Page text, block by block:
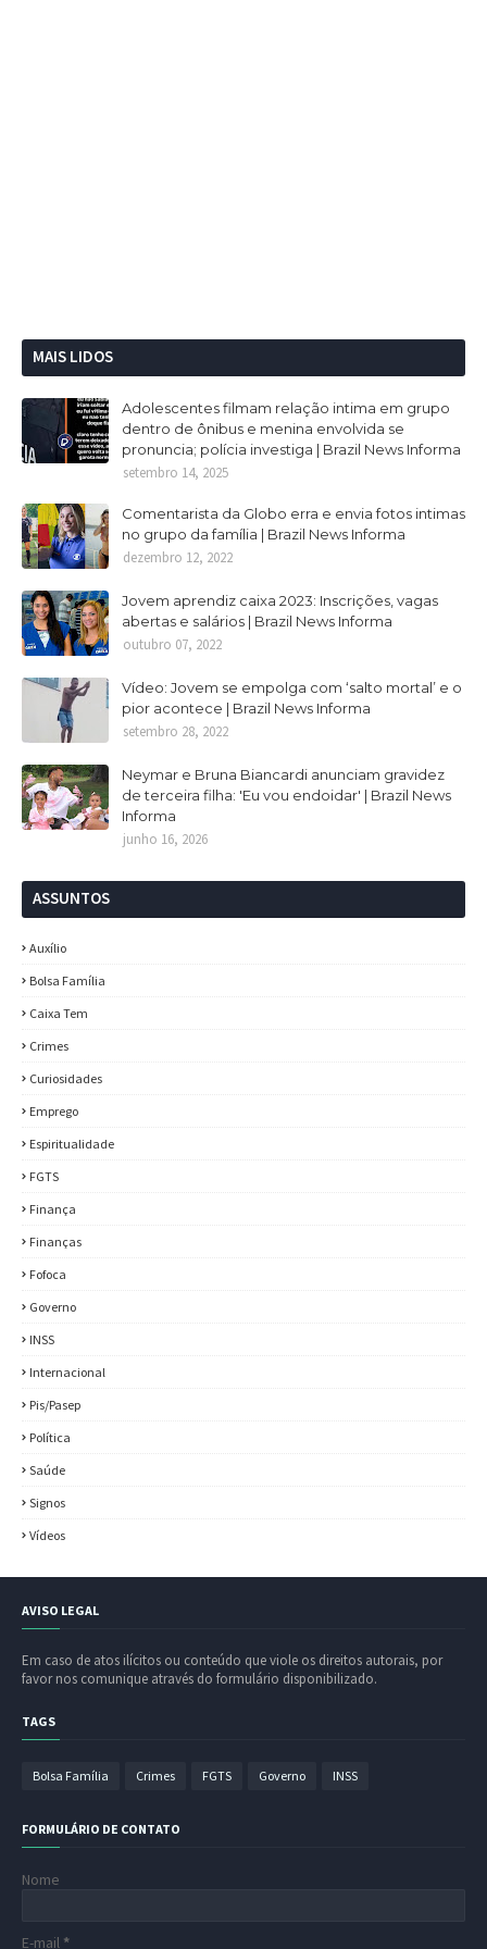
MAIS LIDOS
Adolescentes filmam relação intima em grupo
dentro de ônibus e menina envolvida se
pronuncia; polícia investiga | Brazil News Informa
setembro 14, 2025
Comentarista da Globo erra e envia fotos intimas
no grupo da família | Brazil News Informa
dezembro 12, 2022
Jovem aprendiz caixa 2023: Inscrições, vagas
abertas e salários | Brazil News Informa
outubro 07, 2022
Vídeo: Jovem se empolga com ‘salto mortal’ e o
pior acontece | Brazil News Informa
setembro 28, 2022
Neymar e Bruna Biancardi anunciam gravidez
de terceira filha: 'Eu vou endoidar' | Brazil News
Informa
junho 16, 2026
ASSUNTOS
Auxílio
Bolsa Família
Caixa Tem
Crimes
Curiosidades
Emprego
Espiritualidade
FGTS
Finança
Finanças
Fofoca
Governo
INSS
Internacional
Pis/Pasep
Política
Saúde
Signos
Vídeos
AVISO LEGAL
Em caso de atos ilícitos ou conteúdo que viole os direitos autorais, por
favor nos comunique através do formulário disponibilizado.
TAGS
Bolsa Família Crimes FGTS Governo INSS
FORMULÁRIO DE CONTATO
Nome
E-mail *